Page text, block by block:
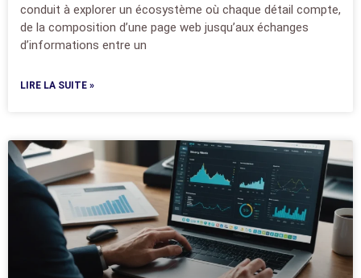
conduit à explorer un écosystème où chaque détail compte,
de la composition d’une page web jusqu’aux échanges
d’informations entre un
LIRE LA SUITE »